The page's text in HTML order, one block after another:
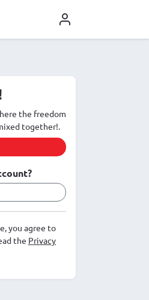
the freedom
together!.
you agree to
the Privacy